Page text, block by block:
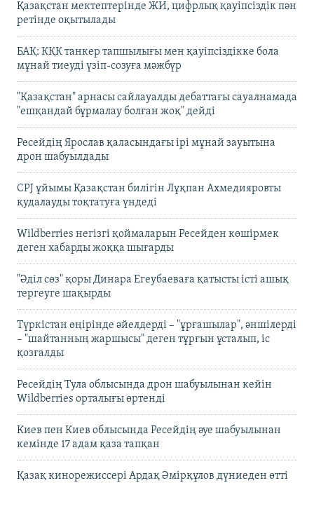
Қазақстан мектептерінде ЖИ, цифрлық қауіпсіздік пән
ретінде оқытылады
БАҚ: КҚК танкер тапшылығы мен қауіпсіздікке бола
мұнай тиеуді үзіп-созуға мәжбүр
"Қазақстан" арнасы сайлауалды дебаттағы сауалнамада
"ешқандай бұрмалау болған жоқ" дейді
Ресейдің Ярослав қаласындағы ірі мұнай зауытына
дрон шабуылдады
CPJ ұйымы Қазақстан билігін Лұқпан Ахмедияровты
қудалауды тоқтатуға үндеді
Wildberries негізгі қоймаларын Ресейден көшірмек
деген хабарды жоққа шығарды
"Әділ сөз" қоры Динара Егеубаеваға қатысты істі ашық
тергеуге шақырды
Түркістан өңірінде әйелдерді – "ұрғашылар", әншілерді
– "шайтанның жаршысы" деген тұрғын ұсталып, іс
қозғалды
Ресейдің Тула облысында дрон шабуылынан кейін
Wildberries орталығы өртенді
Киев пен Киев облысында Ресейдің әуе шабуылынан
кемінде 17 адам қаза тапқан
Қазақ кинорежиссері Ардақ Әмірқұлов дүниеден өтті